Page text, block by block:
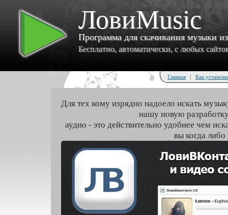
ЛовиMusic
Программа для скачивания музыки
Бесплатно, автоматически, с любых
Главная | Как
Для тех кому изрядно надоело искать
нашу новую
аудио - это действительно удобнее чем
вы когда либо